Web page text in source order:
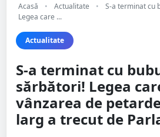
Acasă • Actualitate •
S-a terminat cu
Legea care ...
Actualitate
S-a terminat cu
sărbători! Legea
vânzarea de
larg a trecut de